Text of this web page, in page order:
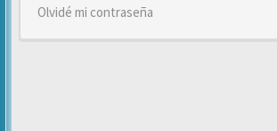
Olvidé mi contraseña